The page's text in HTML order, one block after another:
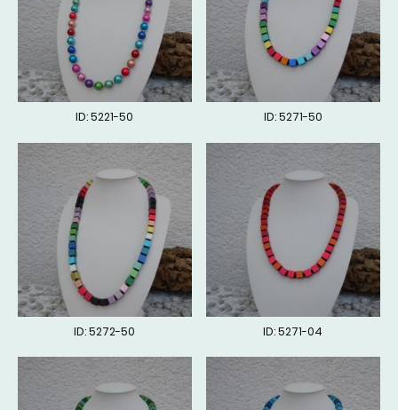
ID: 5221-50 ID: 5271-50
ID: 5272-50 ID: 5271-04